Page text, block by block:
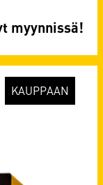
myynnissä!
KAUPPAAN